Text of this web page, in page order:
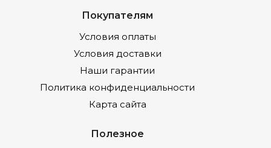
Покупателям
Условия оплаты
Условия доставки
Наши гарантии
Политика конфиденциальности
Карта сайта
Полезное